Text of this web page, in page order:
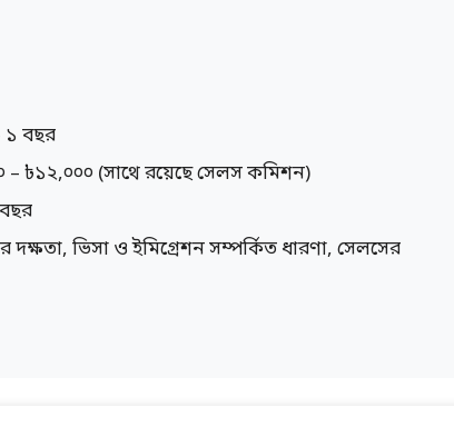
১ বছর
– ৳১২,০০০ (সাথে রয়েছে সেলস কমিশন)
দক্ষতা, ভিসা ও ইমিগ্রেশন সম্পর্কিত ধারণা, সেলসের